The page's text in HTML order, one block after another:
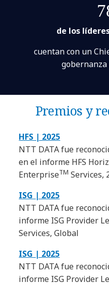
de los
cuentan con un
Premios y
HFS | 2025
NTT DATA fue
en el informe HFS
EnterpriseTM Services,
ISG | 2025
NTT DATA fue
informe ISG Provider
Services, Global
ISG | 2025
NTT DATA fue
informe ISG Provider